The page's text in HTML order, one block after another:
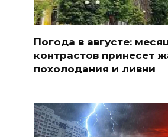
Погода в августе:
контрастов принесет
похолодания и ливни